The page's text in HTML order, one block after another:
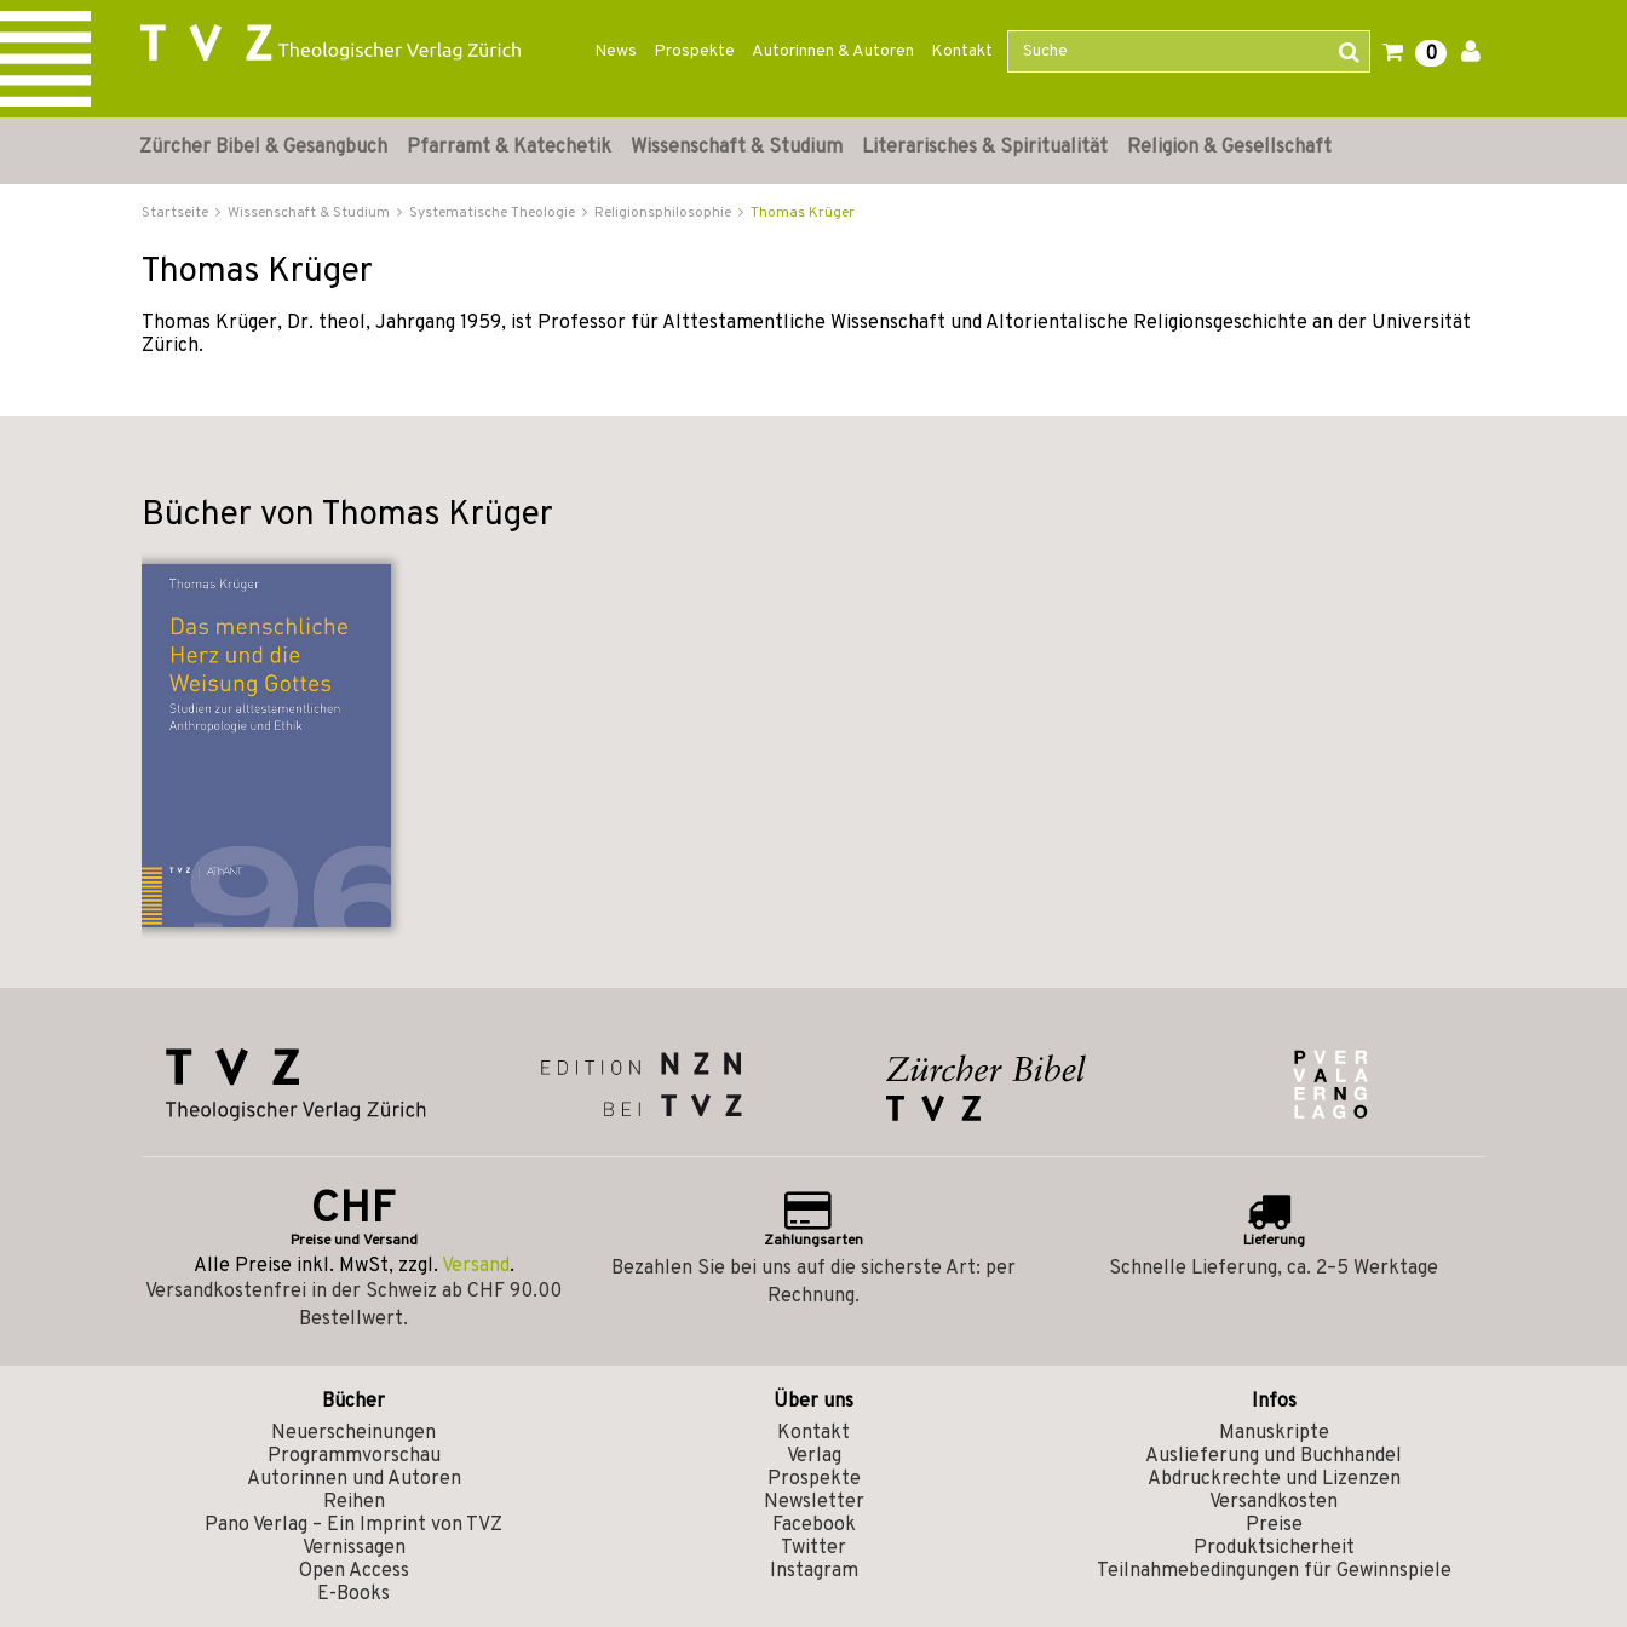
News Prospekte Autorinnen & Autoren Kontakt 0
Zürcher Bibel & Gesangbuch Pfarramt & Katechetik Wissenschaft & Studium Literarisches & Spiritualität Religion & Gesellschaft
Startseite Wissenschaft & Studium Systematische Theologie Religionsphilosophie Thomas Krüger
Thomas Krüger
Thomas Krüger, Dr. theol, Jahrgang 1959, ist Professor für Alttestamentliche Wissenschaft und Altorientalische Religionsgeschichte an der Universität
Zürich.
Bücher von Thomas Krüger
CHF
Preise und Versand
Alle Preise inkl. MwSt, zzgl. Versand.
Versandkostenfrei in der Schweiz ab CHF 90.00
Bestellwert.
Zahlungsarten
Bezahlen Sie bei uns auf die sicherste Art: per
Rechnung.
Lieferung
Schnelle Lieferung, ca. 2–5 Werktage
Bücher
Neuerscheinungen
Programmvorschau
Autorinnen und Autoren
Reihen
Pano Verlag – Ein Imprint von TVZ
Vernissagen
Open Access
E-Books
Über uns
Kontakt
Verlag
Prospekte
Newsletter
Facebook
Twitter
Instagram
Infos
Manuskripte
Auslieferung und Buchhandel
Abdruckrechte und Lizenzen
Versandkosten
Preise
Produktsicherheit
Teilnahmebedingungen für Gewinnspiele